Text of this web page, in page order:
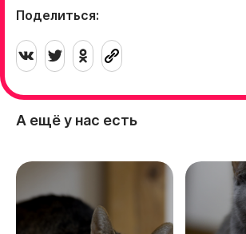
Поделиться:
А ещё у нас есть